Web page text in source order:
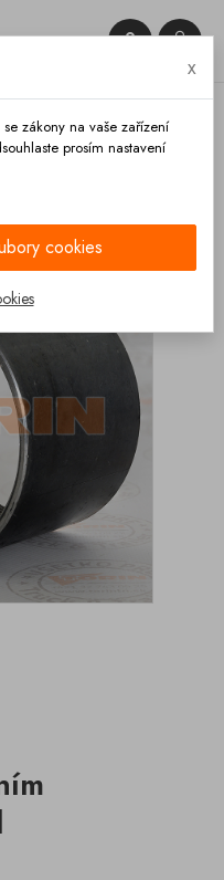


x
zákony na vaše zařízení
prosím nastavení
cookies